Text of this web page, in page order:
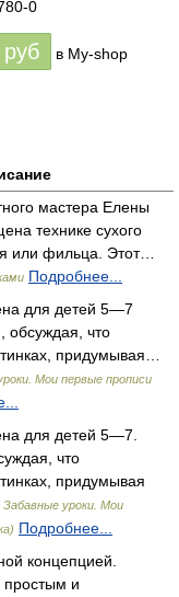
0
руб в My-shop
мастера Елены
технике сухого
или фильца. Этот…
Подробнее...
для детей 5—7
обсуждая, что
придумывая…
Мои первые прописи
для детей 5—7.
что
придумывая
Забавные уроки. Мои
Подробнее...
концепцией.
простым и